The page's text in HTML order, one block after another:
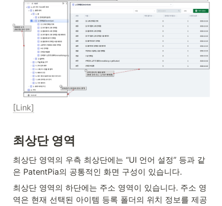
[Link]
최상단 영역
최상단 영역의 우측 최상단에는 “UI 언어 설정” 등과 같
은 PatentPia의 공통적인 화면 구성이 있습니다.
최상단 영역의 하단에는 주소 영역이 있습니다. 주소 영
역은 현재 선택된 아이템 등록 폴더의 위치 정보를 제공